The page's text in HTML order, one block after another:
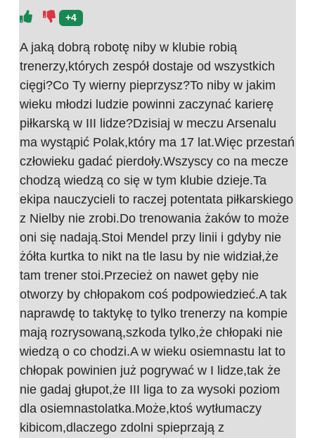
+4
A jaką dobrą robotę niby w klubie robią
trenerzy,których zespół dostaje od wszystkich
cięgi?Co Ty wierny pieprzysz?To niby w jakim
wieku młodzi ludzie powinni zaczynać karierę
piłkarską w III lidze?Dzisiaj w meczu Arsenalu
ma wystąpić Polak,który ma 17 lat.Więc przestań
człowieku gadać pierdoły.Wszyscy co na mecze
chodzą wiedzą co się w tym klubie dzieje.Ta
ekipa nauczycieli to raczej potentata piłkarskiego
z Nielby nie zrobi.Do trenowania żaków to może
oni się nadają.Stoi Mendel przy linii i gdyby nie
żółta kurtka to nikt na tle lasu by nie widział,że
tam trener stoi.Przecież on nawet gęby nie
otworzy by chłopakom coś podpowiedzieć.A tak
naprawdę to taktykę to tylko trenerzy na kompie
mają rozrysowaną,szkoda tylko,że chłopaki nie
wiedzą o co chodzi.A w wieku osiemnastu lat to
chłopak powinien już pogrywać w I lidze,tak że
nie gadaj głupot,że III liga to za wysoki poziom
dla osiemnastolatka.Może,ktoś wytłumaczy
kibicom,dlaczego zdolni spieprzają z